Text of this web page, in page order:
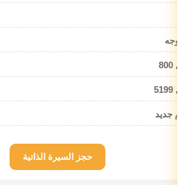
جديد
حجز السيرة الذاتية